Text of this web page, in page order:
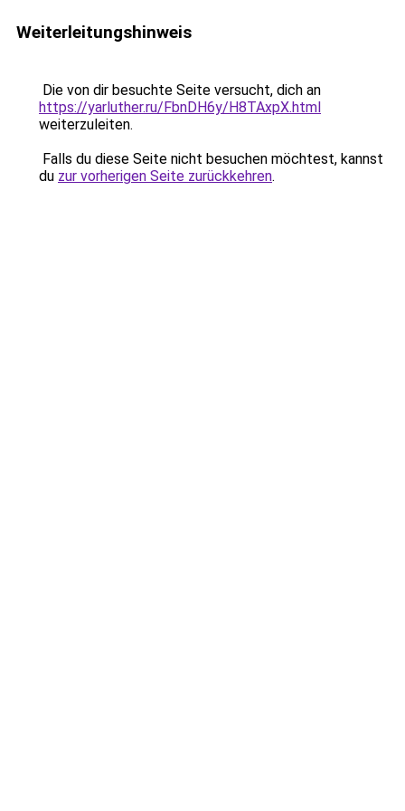
Weiterleitungshinweis
Die von dir besuchte Seite versucht, dich an
https://yarluther.ru/FbnDH6y/H8TAxpX.html
weiterzuleiten.
Falls du diese Seite nicht besuchen möchtest, kannst
du zur vorherigen Seite zurückkehren.